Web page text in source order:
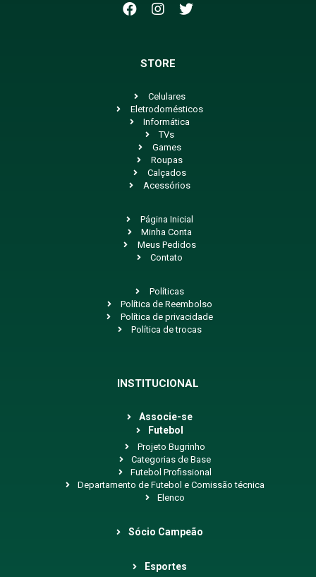
STORE
Celulares
Eletrodomésticos
Informática
TVs
Games
Roupas
Calçados
Acessórios
Página Inicial
Minha Conta
Meus Pedidos
Contato
Políticas
Política de Reembolso
Política de privacidade
Política de trocas
INSTITUCIONAL
Associe-se
Futebol
Projeto Bugrinho
Categorias de Base
Futebol Profissional
Departamento de Futebol e Comissão técnica
Elenco
Sócio Campeão
Esportes